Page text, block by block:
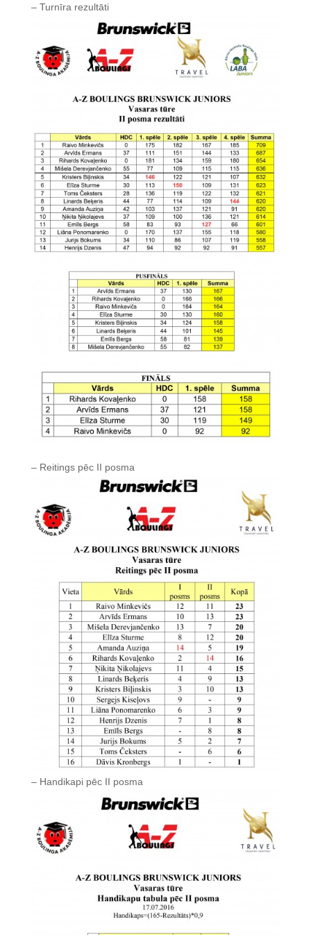
– Turnīra rezultāti
– Reitings pēc II posma
– Handikapi pēc II posma